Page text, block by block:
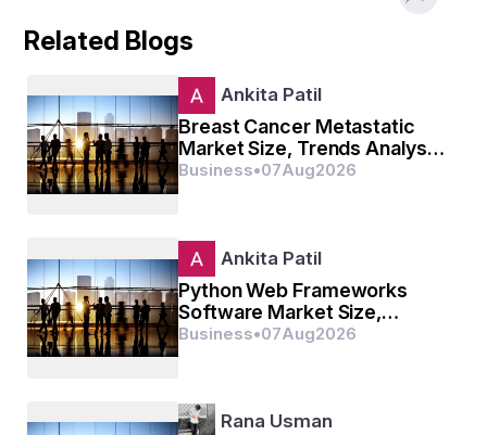
ଅଗ୍ନିପଥ ଯୋଜନାର ଏକ ବିସ୍ତୃତ ସମୀକ୍ଷା ପ୍ରଦାନ କରେ |
Related Blogs
Ankita Patil
Breast Cancer Metastatic
Market Size, Trends Analysis
and Forecast by 2033
Business•07Aug2026
Ankita Patil
Python Web Frameworks
Software Market Size,
Trends Analysis and
Business•07Aug2026
Rana Usman